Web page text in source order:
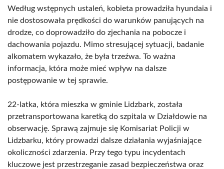
Według wstępnych ustaleń, kobieta prowadziła hyundaia i
nie dostosowała prędkości do warunków panujących na
drodze, co doprowadziło do zjechania na pobocze i
dachowania pojazdu. Mimo stresującej sytuacji, badanie
alkomatem wykazało, że była trzeźwa. To ważna
informacja, która może mieć wpływ na dalsze
postępowanie w tej sprawie.
22-latka, która mieszka w gminie Lidzbark, została
przetransportowana karetką do szpitala w Działdowie na
obserwację. Sprawą zajmuje się Komisariat Policji w
Lidzbarku, który prowadzi dalsze działania wyjaśniające
okoliczności zdarzenia. Przy tego typu incydentach
kluczowe jest przestrzeganie zasad bezpieczeństwa oraz